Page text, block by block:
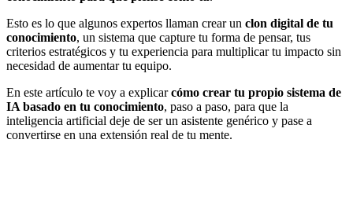
Esto es lo que algunos expertos llaman crear un clon digital de tu
conocimiento, un sistema que capture tu forma de pensar, tus
criterios estratégicos y tu experiencia para multiplicar tu impacto sin
necesidad de aumentar tu equipo.
En este artículo te voy a explicarcómo crear tu propio sistema de
IA basado en tu conocimiento, paso a paso, para que la
inteligencia artificial deje de ser un asistente genérico y pase a
convertirse en una extensión real de tu mente.